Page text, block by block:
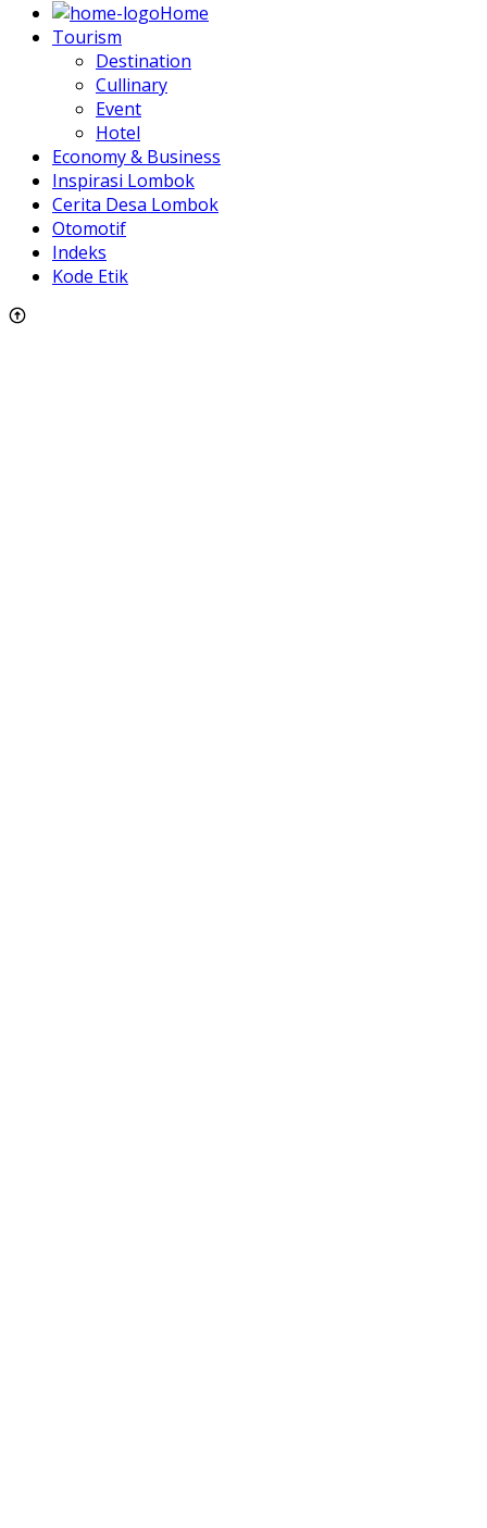
Home
Tourism
Destination
Cullinary
Event
Hotel
Economy & Business
Inspirasi Lombok
Cerita Desa Lombok
Otomotif
Indeks
Kode Etik